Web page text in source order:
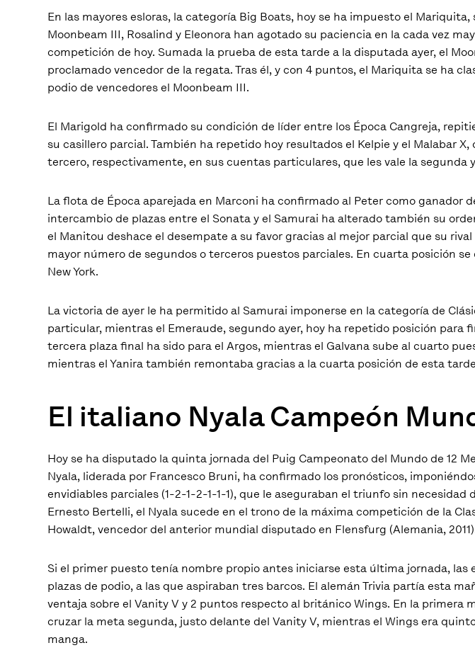
En las mayores esloras, la categoría Big Boats, hoy se ha impuesto el
Moonbeam III, Rosalind y Eleonora han agotado su paciencia en la cada vez
competición de hoy. Sumada la prueba de esta tarde a la disputada ayer, el
proclamado vencedor de la regata. Tras él, y con 4 puntos, el Mariquita se ha
podio de vencedores el Moonbeam III.
El Marigold ha confirmado su condición de líder entre los Época Cangreja,
su casillero parcial. También ha repetido hoy resultados el Kelpie y el Malabar
tercero, respectivamente, en sus cuentas particulares, que les vale la segunda
La flota de Época aparejada en Marconi ha confirmado al Peter como ganador
intercambio de plazas entre el Sonata y el Samurai ha alterado también su
el Manitou deshace el desempate a su favor gracias al mejor parcial que su
mayor número de segundos o terceros puestos parciales. En cuarta posición
New York.
La victoria de ayer le ha permitido al Samurai imponerse en la categoría de
particular, mientras el Emeraude, segundo ayer, hoy ha repetido posición para
tercera plaza final ha sido para el Argos, mientras el Galvana sube al cuarto
mientras el Yanira también remontaba gracias a la cuarta posición de esta
El italiano Nyala Campeón
Hoy se ha disputado la quinta jornada del Puig Campeonato del Mundo de 12
Nyala, liderada por Francesco Bruni, ha confirmado los pronósticos,
envidiables parciales (1-2-1-2-1-1-1), que le aseguraban el triunfo sin
Ernesto Bertelli, el Nyala sucede en el trono de la máxima competición de la
Howaldt, vencedor del anterior mundial disputado en Flensfurg (Alemania,
Si el primer puesto tenía nombre propio antes iniciarse esta última jornada,
plazas de podio, a las que aspiraban tres barcos. El alemán Trivia partía esta
ventaja sobre el Vanity V y 2 puntos respecto al británico Wings. En la primera
cruzar la meta segunda, justo delante del Vanity V, mientras el Wings era
manga.